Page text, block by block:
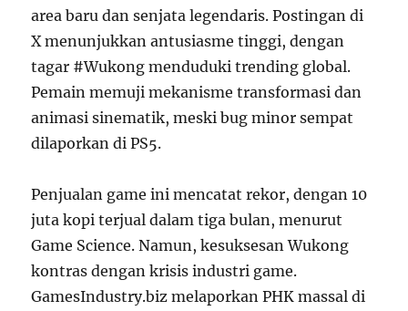
area baru dan senjata legendaris. Postingan di
X menunjukkan antusiasme tinggi, dengan
tagar #Wukong menduduki trending global.
Pemain memuji mekanisme transformasi dan
animasi sinematik, meski bug minor sempat
dilaporkan di PS5.
Penjualan game ini mencatat rekor, dengan 10
juta kopi terjual dalam tiga bulan, menurut
Game Science. Namun, kesuksesan Wukong
kontras dengan krisis industri game.
GamesIndustry.biz melaporkan PHK massal di